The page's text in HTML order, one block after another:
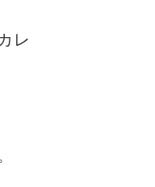
レ